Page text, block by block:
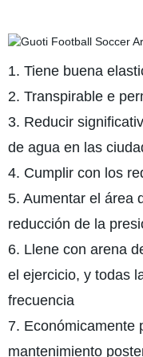
1. Tiene buena
2. Transpirable e
3. Reducir
de agua en las
4. Cumplir con los
5. Aumentar el área
reducción de la
6. Llene con arena
el ejercicio, y todas
frecuencia
7. Económicamente
mantenimiento